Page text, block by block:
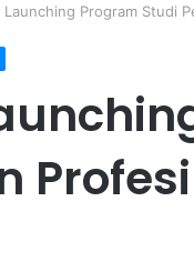
Program Studi